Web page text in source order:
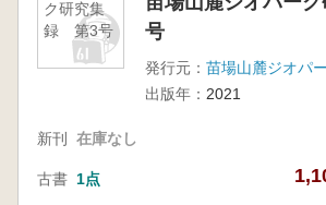
ク研究集
録 第3号
号
発行元： 苗場山麓ジオパ
出版年： 2021
新刊 在庫なし
古書 1点